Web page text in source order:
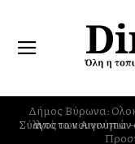
Δήμος Βύρωνα:
από τα κουνούπια –